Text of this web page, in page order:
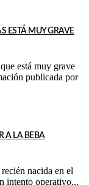
ESTÁ MUY GRAVE
está muy grave
publicada por
A LA BEBA
nacida en el
intento operativo...